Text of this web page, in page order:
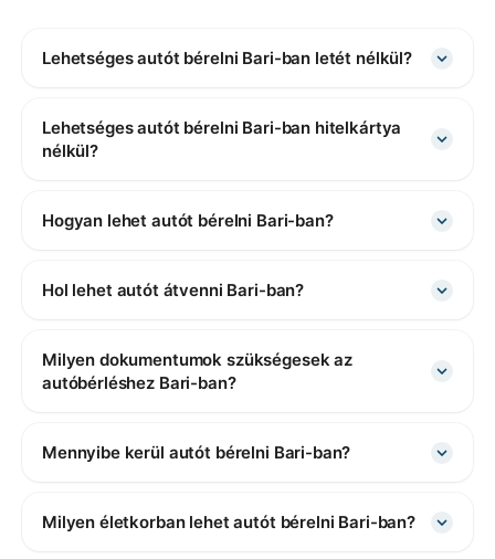
Lehetséges autót bérelni Bari-ban letét nélkül?
Lehetséges autót bérelni Bari-ban hitelkártya
nélkül?
Hogyan lehet autót bérelni Bari-ban?
Hol lehet autót átvenni Bari-ban?
Milyen dokumentumok szükségesek az
autóbérléshez Bari-ban?
Mennyibe kerül autót bérelni Bari-ban?
Milyen életkorban lehet autót bérelni Bari-ban?